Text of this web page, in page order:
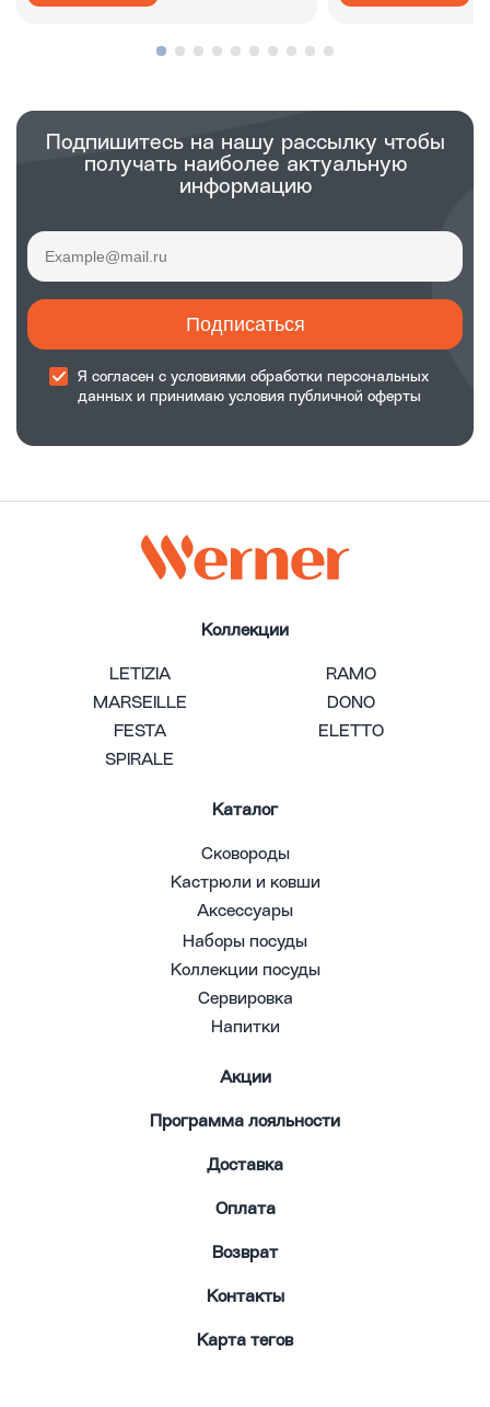
Подпишитесь на нашу рассылку чтобы
получать наиболее актуальную
информацию
Подписаться
Я согласен с условиями обработки персональных
данных и принимаю условия публичной оферты
Коллекции
LETIZIA
RAMO
MARSEILLE
DONO
FESTA
ELETTO
SPIRALE
Каталог
Сковороды
Кастрюли и ковши
Аксессуары
Наборы посуды
Коллекции посуды
Сервировка
Напитки
Акции
Программа лояльности
Доставка
Оплата
Возврат
Контакты
Карта тегов